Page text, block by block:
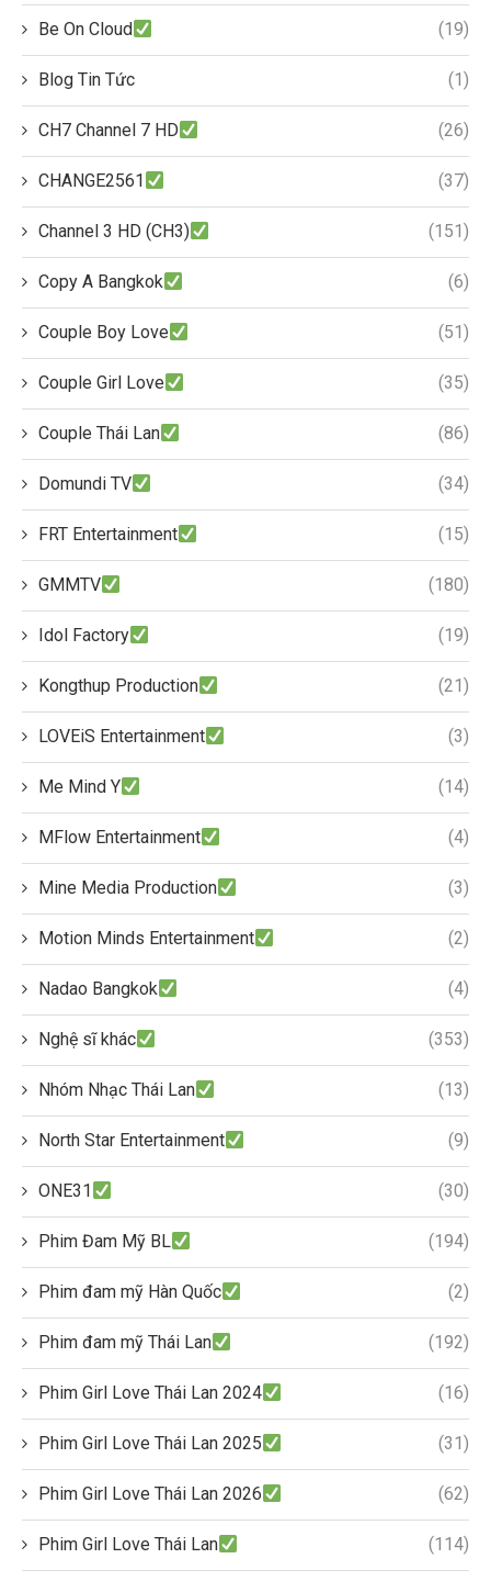
Be On Cloud (19)
Blog Tin Tức (1)
CH7 Channel 7 HD (26)
CHANGE2561 (37)
Channel 3 HD (CH3) (151)
Copy A Bangkok (6)
Couple Boy Love (51)
Couple Girl Love (35)
Couple Thái Lan (86)
Domundi TV (34)
FRT Entertainment (15)
GMMTV (180)
Idol Factory (19)
Kongthup Production (21)
LOVEiS Entertainment (3)
Me Mind Y (14)
MFlow Entertainment (4)
Mine Media Production (3)
Motion Minds Entertainment (2)
Nadao Bangkok (4)
Nghệ sĩ khác (353)
Nhóm Nhạc Thái Lan (13)
North Star Entertainment (9)
ONE31 (30)
Phim Đam Mỹ BL (194)
Phim đam mỹ Hàn Quốc (2)
Phim đam mỹ Thái Lan (192)
Phim Girl Love Thái Lan 2024 (16)
Phim Girl Love Thái Lan 2025 (31)
Phim Girl Love Thái Lan 2026 (62)
Phim Girl Love Thái Lan (114)